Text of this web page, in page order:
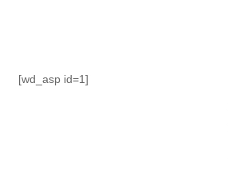
[wd_asp id=1]